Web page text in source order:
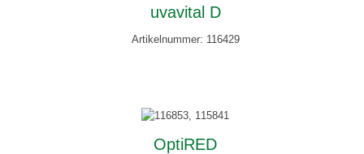
uvavital D
Artikelnummer: 116429
OptiRED